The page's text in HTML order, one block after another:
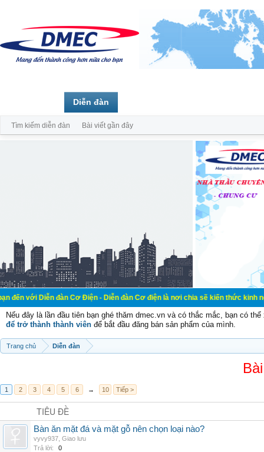
đàn Cơ Điện - Diễn đàn Cơ điện là nơi chia sẽ kiến thức kinh nghiệm
Nếu đây là lần đầu tiên bạn ghé thăm dmec.vn và có thắc mắc, bạn có
để trở thành thành viên để bắt đầu đăng bán sản phẩm của mình.
Trang chủ Diễn đàn
1 2 3 4 5 6 → 10 Tiếp >
TIÊU ĐỀ
Bàn ăn mặt đá và mặt gỗ nên chọn loại nào?
vyvy937 Giao lưu
Trả lời:
0
Diễn đàn
Tìm kiếm diễn đàn Bài viết gần đây